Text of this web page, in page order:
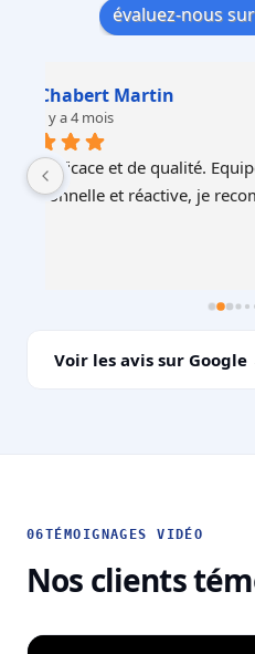
évaluez-nous sur
Martin Faliu
Service au top, devis
équipes professionnelles
Voir les avis sur Google
06TÉMOIGNAGES VIDÉO
Nos clients